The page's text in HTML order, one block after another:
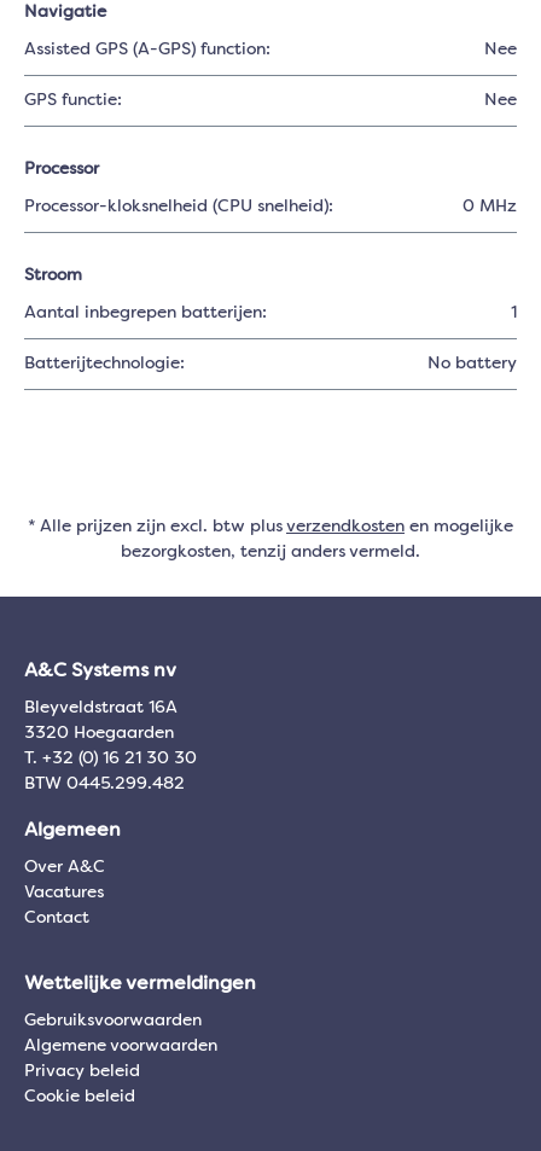
Navigatie
Assisted GPS (A-GPS) function: Nee
GPS functie: Nee
Processor
Processor-kloksnelheid (CPU snelheid): 0 MHz
Stroom
Aantal inbegrepen batterijen: 1
Batterijtechnologie: No battery
* Alle prijzen zijn excl. btw plus verzendkosten en mogelijke
bezorgkosten, tenzij anders vermeld.
A&C Systems nv
Bleyveldstraat 16A
3320 Hoegaarden
T. +32 (0) 16 21 30 30
BTW 0445.299.482
Algemeen
Over A&C
Vacatures
Contact
Wettelijke vermeldingen
Gebruiksvoorwaarden
Algemene voorwaarden
Privacy beleid
Cookie beleid